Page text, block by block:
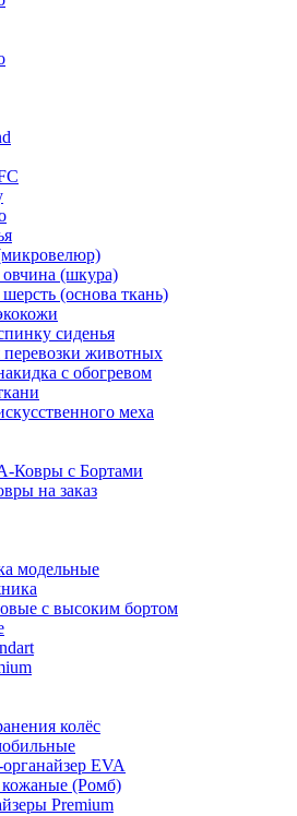
овчина (шкура)
(основа ткань)
сиденья
животных
с обогревом
меха
Ковры с Бортами
на заказ
модельные
с высоким бортом
колёс
EVA
(Ромб)
Premium